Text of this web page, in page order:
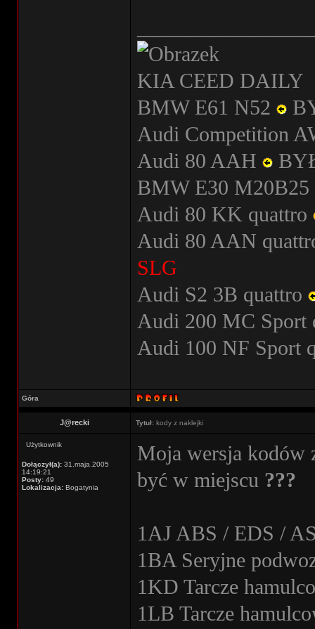
KIA CEED DAILY
BMW E61 N52
Audi Competition
Audi 80 AAH
BMW E30 M20B25
Audi 80 KK quattro
Audi 80 AAN
SLG
Audi S2 3B quattro
Audi 200 MC Sport
Audi 100 NF Sport
Góra
J@recki Tytuł: kody z naklejki
Użytkownik
Dołączył(a): 31.maja.2005
14:19:21
Posty: 49
Lokalizacja: Bogatynia
Moja wersja kodów
być w miejscu ???
1AJ ABS / EDS /
1BA Seryjne
1KD Tarcze
1LB Tarcze